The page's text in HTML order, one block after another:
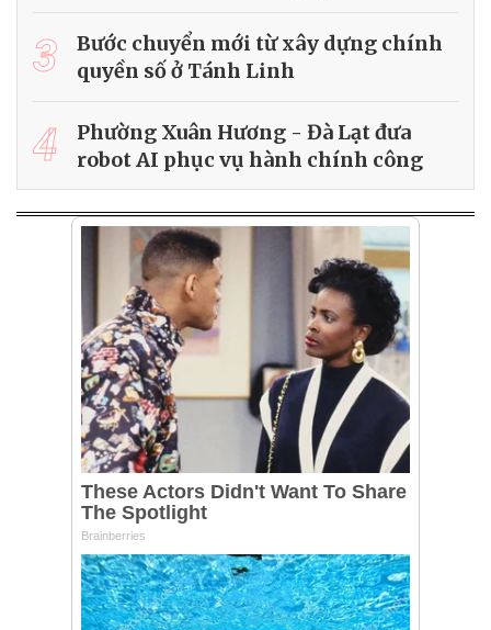
3
Bước chuyển mới từ xây dựng chính
quyền số ở Tánh Linh
4
Phường Xuân Hương - Đà Lạt đưa
robot AI phục vụ hành chính công